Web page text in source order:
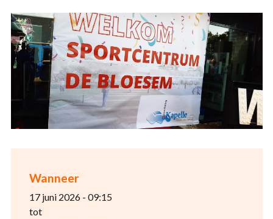
Wanneer
17 juni 2026 - 09:15
tot